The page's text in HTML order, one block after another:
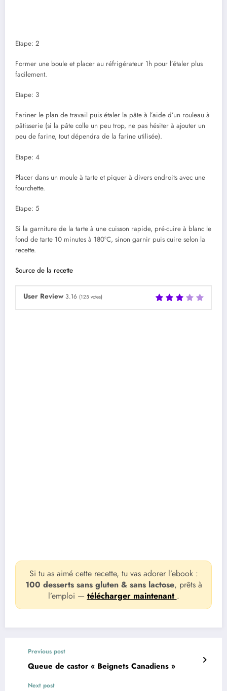
Etape: 2
Former une boule et placer au réfrigérateur 1h pour l’étaler plus
facilement.
Etape: 3
Fariner le plan de travail puis étaler la pâte à l’aide d’un rouleau à
pâtisserie (si la pâte colle un peu trop, ne pas hésiter à ajouter un
peu de farine, tout dépendra de la farine utilisée).
Etape: 4
Placer dans un moule à tarte et piquer à divers endroits avec une
fourchette.
Etape: 5
Si la garniture de la tarte à une cuisson rapide, pré-cuire à blanc le
fond de tarte 10 minutes à 180°C, sinon garnir puis cuire selon la
recette.
Source de la recette
User Review 3.16 (125 votes)
Si tu as aimé cette recette, tu vas adorer l’ebook :
100 desserts sans gluten & sans lactose, prêts à
l’emploi — télécharger maintenant .
Previous post
Queue de castor « Beignets Canadiens »
Next post